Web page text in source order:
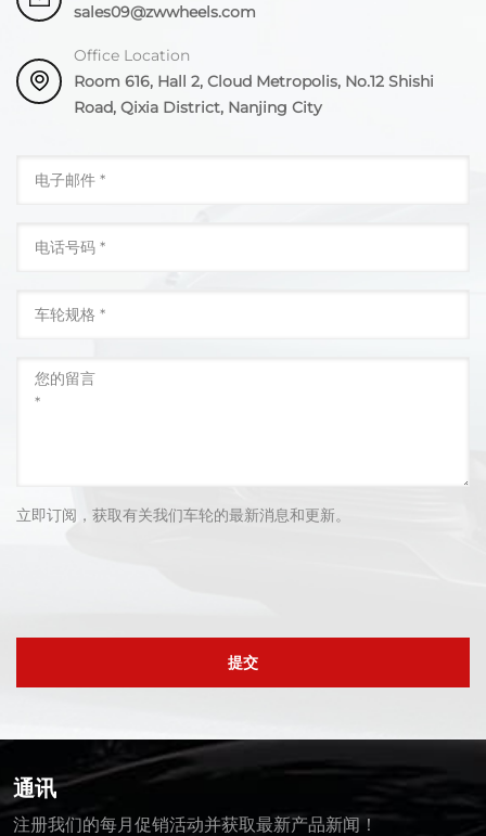
sales09@zwwheels.com
Office Location
Room 616, Hall 2, Cloud Metropolis, No.12 Shishi
Road, Qixia District, Nanjing City
立即订阅，获取有关我们车轮的最新消息和更新。
提交
通讯
注册我们的每月促销活动并获取最新产品新闻！